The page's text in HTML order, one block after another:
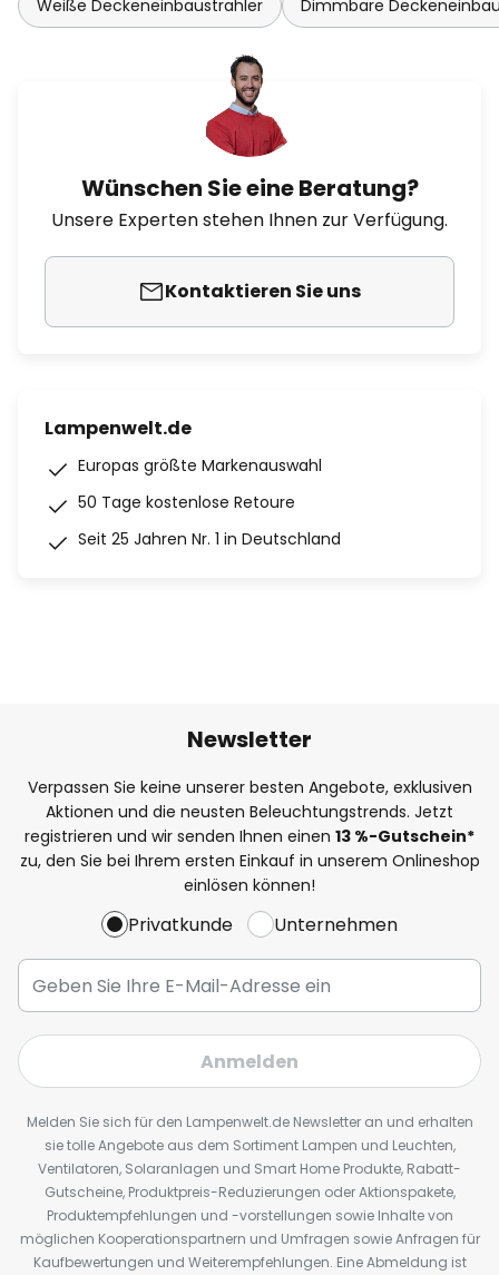
Weiße Deckeneinbaustrahler Dimmbare
Wünschen Sie eine Beratung?
Unsere Experten stehen Ihnen zur Verfügung.
Kontaktieren Sie uns
Lampenwelt.de
Europas größte Markenauswahl
50 Tage kostenlose Retoure
Seit 25 Jahren Nr. 1 in Deutschland
Newsletter
Verpassen Sie keine unserer besten Angebote, exklusiven
Aktionen und die neusten Beleuchtungstrends. Jetzt
registrieren und wir senden Ihnen einen 13 %-Gutschein*
zu, den Sie bei Ihrem ersten Einkauf in unserem Onlineshop
einlösen können!
Privatkunde Unternehmen
Anmelden
Melden Sie sich für den Lampenwelt.de Newsletter an und erhalten
sie tolle Angebote aus dem Sortiment Lampen und Leuchten,
Ventilatoren, Solaranlagen und Smart Home Produkte, Rabatt-
Gutscheine, Produktpreis-Reduzierungen oder Aktionspakete,
Produktempfehlungen und -vorstellungen sowie Inhalte von
möglichen Kooperationspartnern und Umfragen sowie Anfragen für
Kaufbewertungen und Weiterempfehlungen. Eine Abmeldung ist